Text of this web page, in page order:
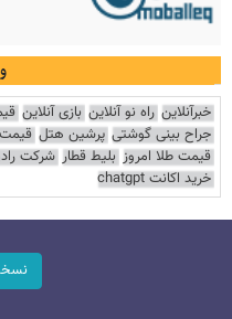
خبرآنلاین راه نو آنلاین بازی آنلاین
جراح بینی گوشتی پرشین هتل قیمت
قیمت طلا امروز بلیط قطار شرکت
خرید اکانت chatgpt